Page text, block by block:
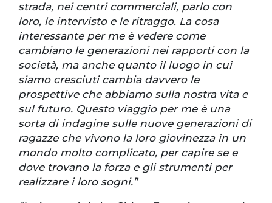
strada, nei centri commerciali, parlo con
loro, le intervisto e le ritraggo. La cosa
interessante per me è vedere come
cambiano le generazioni nei rapporti con la
società, ma anche quanto il luogo in cui
siamo cresciuti cambia davvero le
prospettive che abbiamo sulla nostra vita e
sul futuro. Questo viaggio per me è una
sorta di indagine sulle nuove generazioni di
ragazze che vivono la loro giovinezza in un
mondo molto complicato, per capire se e
dove trovano la forza e gli strumenti per
realizzare i loro sogni.”